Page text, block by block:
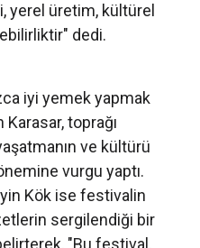
yerel üretim, kültürel
dedi.
iyi yemek yapmak
Karasar, toprağı
ve kültürü
vurgu yaptı.
Kök ise festivalin
sergilendiği bir
"Bu festival,